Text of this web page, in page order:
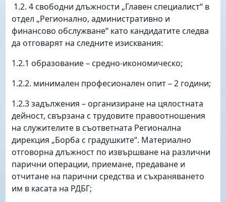
1.2. 4 свободни длъжности „Главен специалист“ в
отдел „Регионално, административно и
финансово обслужване“ като кандидатите следва
да отговарят на следните изисквания:
1.2.1 образование – средно-икономическо;
1.2.2. минимален професионален опит – 2 години;
1.2.3 задължения – организиране на цялостната
дейност, свързана с трудовите правоотношения
на служителите в съответната Регионална
дирекция „Борба с градушките“. Материално
отговорна длъжност по извършване на различни
парични операции, приемане, предаване и
отчитане на парични средства и съхраняването
им в касата на РДБГ;